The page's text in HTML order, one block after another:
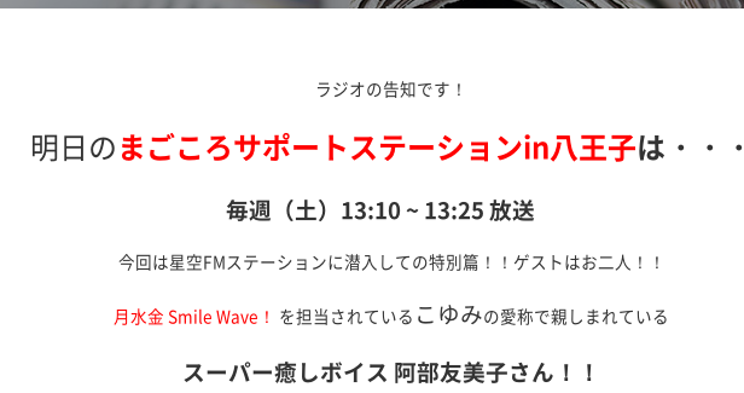
ラジオの告知です！
明日のまごころサポートステーションin八王子は・・・
毎週（土）13:10 ~ 13:25 放送
今回は星空FMステーションに潜入しての特別篇！！ゲストはお二人！！
月水金 Smile Wave！ を担当されている こゆみの愛称で親しまれている
スーパー癒しボイス 阿部友美子さん！！